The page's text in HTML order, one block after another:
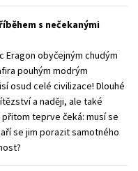
Zdraví a životní styl
s nečekanými
Eragon obyčejným chudým
pouhým modrým
osud celé civilizace! Dlouhé
a naději, ale také
teprve čeká: musí se
se jim porazit samotného